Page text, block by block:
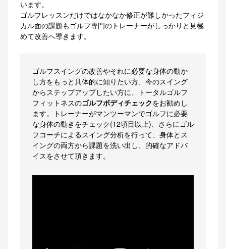
います。
ゴルフレッスンだけではなかなか修正が難しかったフィジ
カル面の課題もゴルフ専門のトレーナーがしっかりと見極
めて改善へ導きます。
ゴルフスイングの改善やそれに必要な身体の動か
し方をもっと具体的に知りたい方、今のスイング
からステップアップしたい方に、トータルゴルフ
フィットネスのゴルフボディチェックをお勧めし
ます。トレーナーがマンツーマンでゴルフに必要
な身体の動きをチェック(12項目以上)、さらにゴル
フコーチによるスイング分析を行って、身体とス
イングの両方から課題を洗い出し、的確なアドバ
イスをさせて頂きます。